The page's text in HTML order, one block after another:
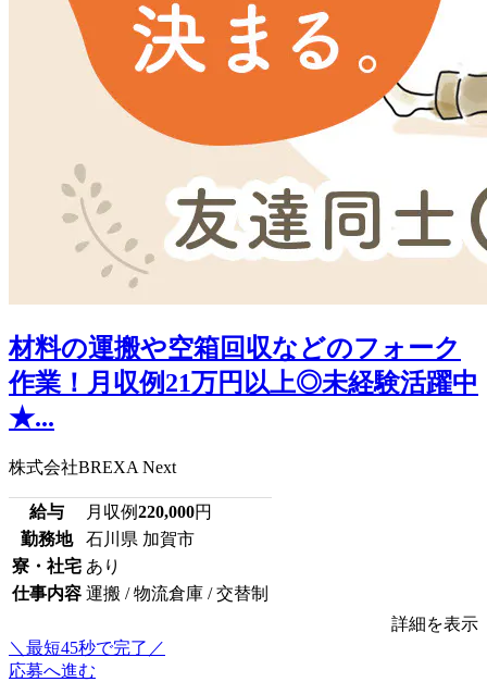
材料の運搬や空箱回収などのフォーク
作業！月収例21万円以上◎未経験活躍中
★...
株式会社BREXA Next
給与 月収例220,000円
勤務地
石川県 加賀市
寮・社宅 あり
仕事内容 運搬 / 物流倉庫 / 交替制
詳細を表示
＼最短45秒で完了／
応募へ進む